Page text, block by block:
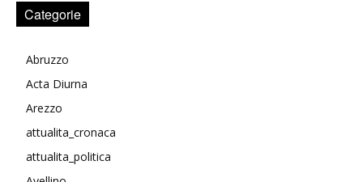
Categorie
Abruzzo
Acta Diurna
Arezzo
attualita_cronaca
attualita_politica